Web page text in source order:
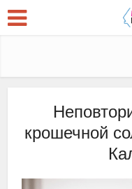
крошечной